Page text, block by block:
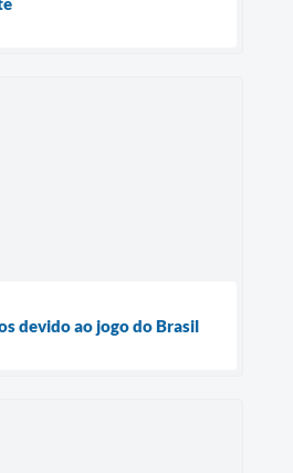
devido ao jogo do Brasil